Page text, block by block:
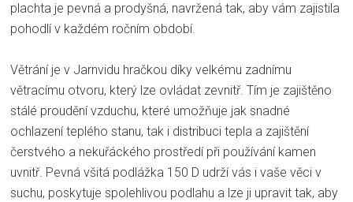
plachta je pevná a prodyšná, navržená tak, aby vám zajistila
pohodlí v každém ročním období.
Větrání je v Jarnvidu hračkou díky velkému zadnímu
větracímu otvoru, který lze ovládat zevnitř. Tím je zajištěno
stálé proudění vzduchu, které umožňuje jak snadné
ochlazení teplého stanu, tak i distribuci tepla a zajištění
čerstvého a nekuřáckého prostředí při používání kamen
uvnitř. Pevná všitá podlážka 150 D udrží vás i vaše věci v
suchu, poskytuje spolehlivou podlahu a lze ji upravit tak, aby